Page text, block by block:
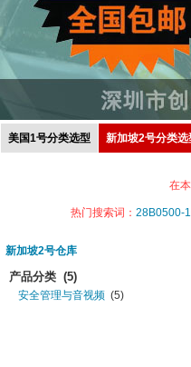
美国1号分类选型 新加坡2号分类选
在
热门搜索词： 28B0500-
新加坡2号仓库
产品分类 (5)
安全管理与音视频 (5)